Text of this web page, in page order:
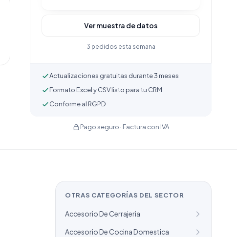
Ver muestra de datos
3 pedidos esta semana
Actualizaciones gratuitas durante 3 meses
Formato Excel y CSV listo para tu CRM
Conforme al RGPD
Pago seguro · Factura con IVA
OTRAS CATEGORÍAS DEL SECTOR
Accesorio De Cerrajeria
Accesorio De Cocina Domestica